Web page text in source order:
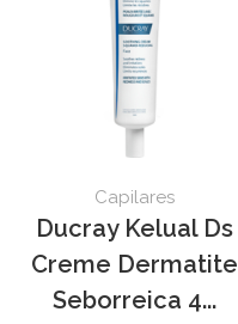
Capilares
Ducray Kelual Ds
Creme Dermatite
Seborreica 4...